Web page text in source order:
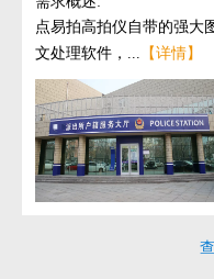
点易拍高拍仪自带的强大
文处理软件，... 【详情】